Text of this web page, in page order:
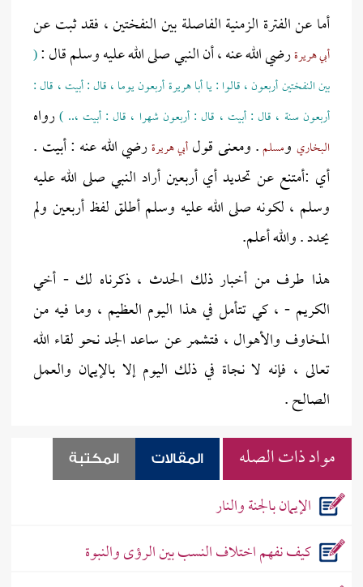
أما عن الفترة الزمنية الفاصلة بين النفختين ، فقد ثبت عن
أبي هريرةرضي الله عنه ، أن النبي صلى الله عليه وسلم قال :(
بين النفختين أربعون ، قالوا : يا أبا هريرة أربعون يوما ، قال : أبيت ، قال :
أربعون سنة ، قال : أبيت ، قال : أربعون شهرا ، قال : أبيت ،.. )رواه
البخاري ومسلم. ومعنى قولأبي هريرةرضي الله عنه : أبيت .
أي :أمتنع عن تحديد أي أربعين أراد النبي صلى الله عليه
وسلم ، لكونه صلى الله عليه وسلم أطلق لفظ أربعين ولم
يحدد . والله أعلم.
هذا طرف من أخبار ذلك الحدث ، ذكرناه لك - أخي
الكريم - ، كي تتأمل في هذا اليوم العظيم ، وما فيه من
المخاوف والأهوال ، فتشمر عن ساعد الجد نحو لقاء الله
تعالى ، فإنه لا نجاة في ذلك اليوم إلا بالإيمان والعمل
الصالح .
مواد ذات الصله المقالات المكتبة
الإيمان بالجنة والنار
كيف نفهم اختلاف النسب بين الرؤى والنبوة